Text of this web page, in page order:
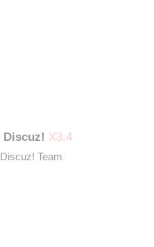
Discuz! X3.4
Discuz! Team.